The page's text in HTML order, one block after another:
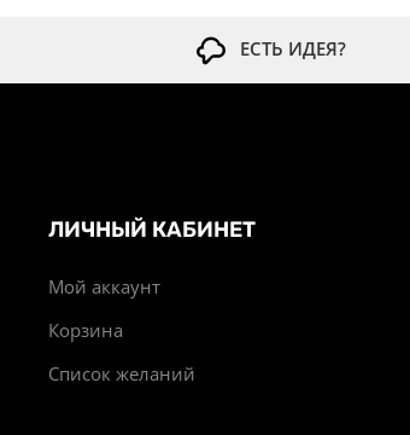
ЕСТЬ ИДЕЯ?
ЛИЧНЫЙ КАБИНЕТ
Мой аккаунт
Корзина
Список желаний